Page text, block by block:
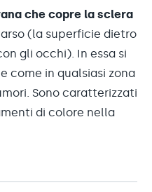
che copre la sclera
(la superficie dietro
gli occhi). In essa si
come in qualsiasi zona
Sono caratterizzati
di colore nella